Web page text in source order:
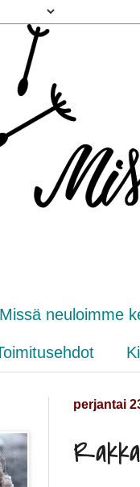
neuloimme
perjantai